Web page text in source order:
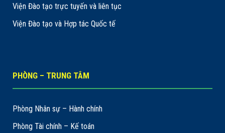
Viện Đào tạo trực tuyến và liên tục
Viện Đào tạo và Hợp tác Quốc tế
PHÒNG – TRUNG TÂM
Phòng Nhân sự – Hành chính
Phòng Tài chính – Kế toán